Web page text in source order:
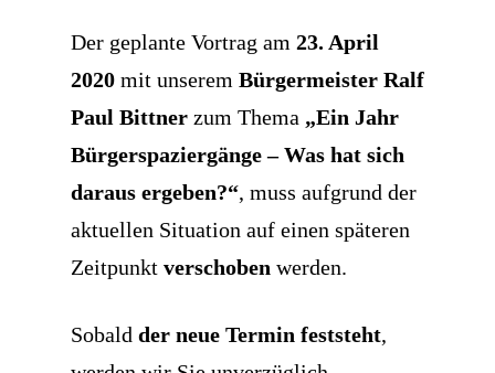
Der geplante Vortrag am 23. April
2020 mit unserem Bürgermeister Ralf
Paul Bittner zum Thema „Ein Jahr
Bürgerspaziergänge – Was hat sich
daraus ergeben?“, muss aufgrund der
aktuellen Situation auf einen späteren
Zeitpunkt verschoben werden.
Sobald der neue Termin feststeht,